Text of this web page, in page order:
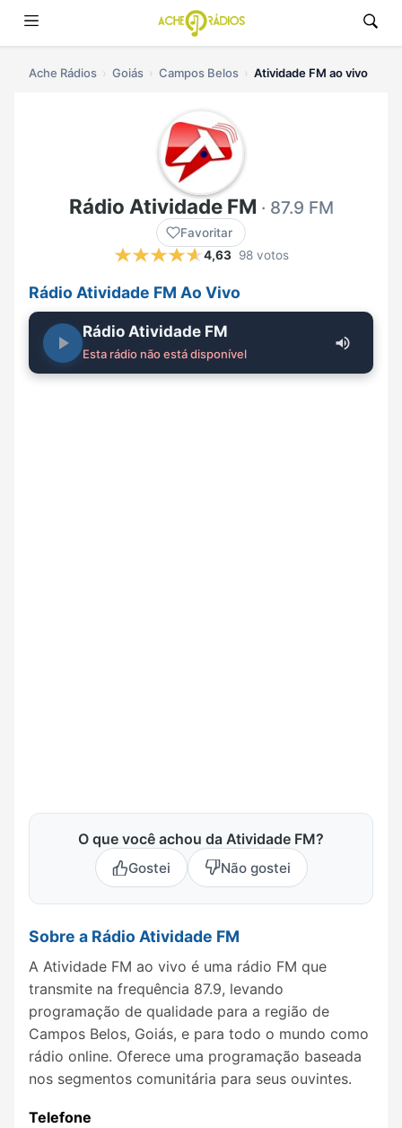
Ache Rádios Goiás Campos Belos Atividade FM ao vivo
Rádio Atividade FM · 87.9 FM
Favoritar
4,63 98 votos
Rádio Atividade FM Ao Vivo
Rádio Atividade FM
Esta rádio não está disponível
O que você achou da Atividade FM?
Gostei Não gostei
Sobre a Rádio Atividade FM
A Atividade FM ao vivo é uma rádio FM que
transmite na frequência 87.9, levando
programação de qualidade para a região de
Campos Belos, Goiás, e para todo o mundo como
rádio online. Oferece uma programação baseada
nos segmentos comunitária para seus ouvintes.
Telefone